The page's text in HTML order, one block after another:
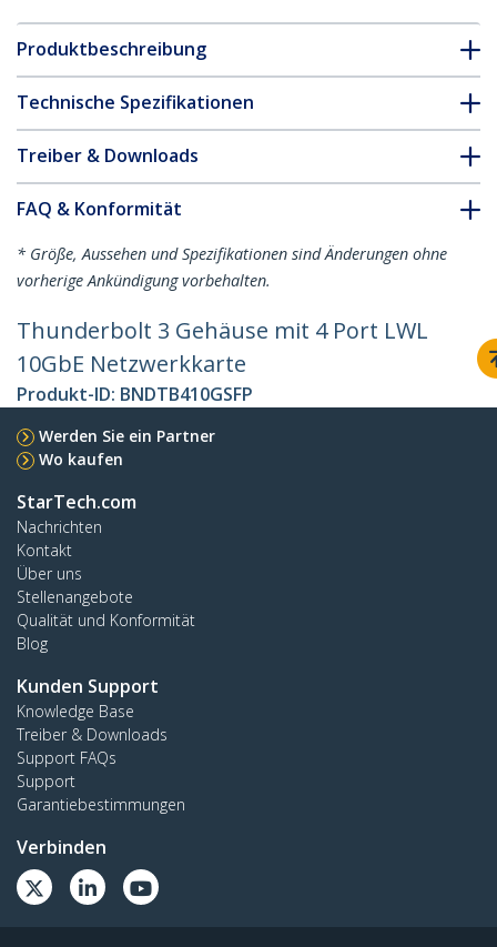
Produktbeschreibung
Technische Spezifikationen
Treiber & Downloads
FAQ & Konformität
* Größe, Aussehen und Spezifikationen sind Änderungen ohne
vorherige Ankündigung vorbehalten.
Thunderbolt 3 Gehäuse mit 4 Port LWL
10GbE Netzwerkkarte
Produkt-ID: BNDTB410GSFP
Werden Sie ein Partner
Wo kaufen
StarTech.com
Nachrichten
Kontakt
Über uns
Stellenangebote
Qualität und Konformität
Blog
Kunden Support
Knowledge Base
Treiber & Downloads
Support FAQs
Support
Garantiebestimmungen
Verbinden